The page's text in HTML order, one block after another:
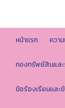
หน้าเเรก ควา
กองทรัพย์สินและ
ข้อร้องเรียนเเละ